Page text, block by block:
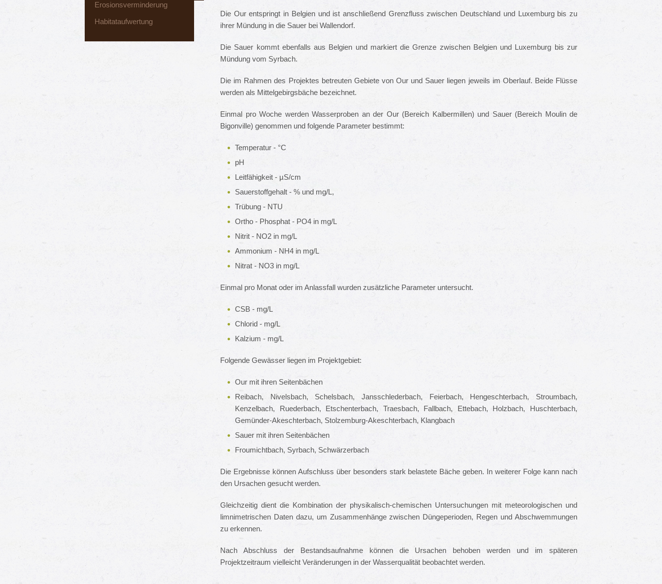
Erosionsverminderung
Habitataufwertung
Die Our entspringt in Belgien und ist anschließend Grenzfluss zwischen Deutschland und Luxemburg bis zu
ihrer Mündung in die Sauer bei Wallendorf.
Die Sauer kommt ebenfalls aus Belgien und markiert die Grenze zwischen Belgien und Luxemburg bis zur
Mündung vom Syrbach.
Die im Rahmen des Projektes betreuten Gebiete von Our und Sauer liegen jeweils im Oberlauf. Beide Flüsse
werden als Mittelgebirgsbäche bezeichnet.
Einmal pro Woche werden Wasserproben an der Our (Bereich Kalbermillen) und Sauer (Bereich Moulin de
Bigonville) genommen und folgende Parameter bestimmt:
Temperatur - °C
pH
Leitfähigkeit - µS/cm
Sauerstoffgehalt - % und mg/L,
Trübung - NTU
Ortho - Phosphat - PO4 in mg/L
Nitrit - NO2 in mg/L
Ammonium - NH4 in mg/L
Nitrat - NO3 in mg/L
Einmal pro Monat oder im Anlassfall wurden zusätzliche Parameter untersucht.
CSB - mg/L
Chlorid - mg/L
Kalzium - mg/L
Folgende Gewässer liegen im Projektgebiet:
Our mit ihren Seitenbächen
Reibach, Nivelsbach, Schelsbach, Jansschlederbach, Feierbach, Hengeschterbach, Stroumbach,
Kenzelbach, Ruederbach, Etschenterbach, Traesbach, Fallbach, Ettebach, Holzbach, Huschterbach,
Gemünder-Akeschterbach, Stolzemburg-Akeschterbach, Klangbach
Sauer mit ihren Seitenbächen
Froumichtbach, Syrbach, Schwärzerbach
Die Ergebnisse können Aufschluss über besonders stark belastete Bäche geben. In weiterer Folge kann nach
den Ursachen gesucht werden.
Gleichzeitig dient die Kombination der physikalisch-chemischen Untersuchungen mit meteorologischen und
limnimetrischen Daten dazu, um Zusammenhänge zwischen Düngeperioden, Regen und Abschwemmungen
zu erkennen.
Nach Abschluss der Bestandsaufnahme können die Ursachen behoben werden und im späteren
Projektzeitraum vielleicht Veränderungen in der Wasserqualität beobachtet werden.